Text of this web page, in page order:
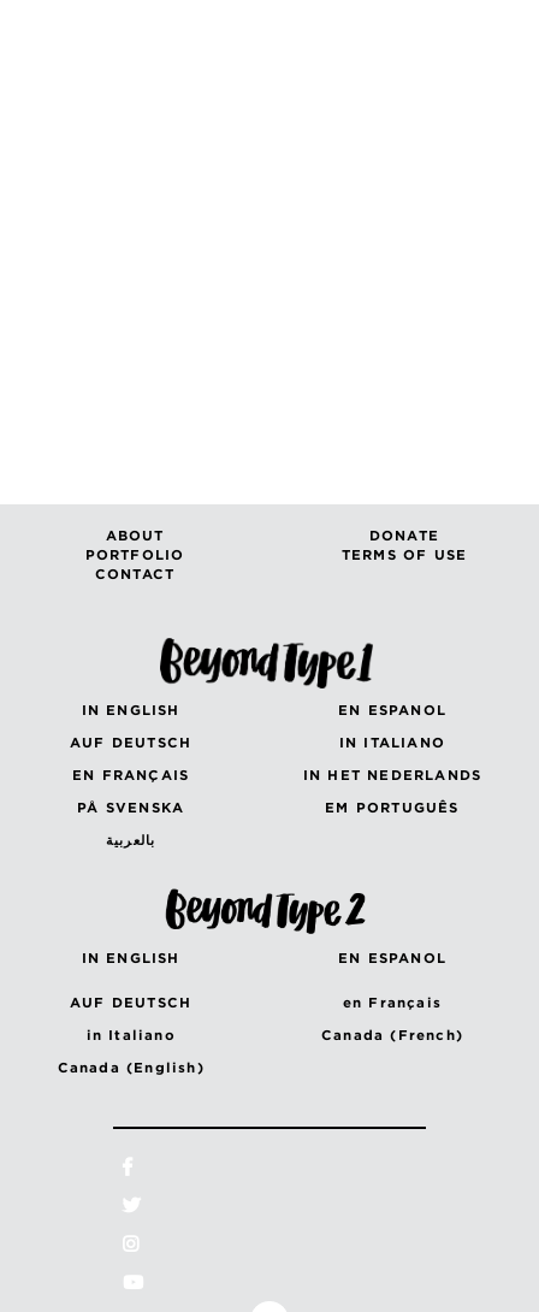
ABOUT
DONATE
PORTFOLIO
TERMS OF USE
CONTACT
IN ENGLISH
EN ESPANOL
AUF DEUTSCH
IN ITALIANO
EN FRANÇAIS
IN HET NEDERLANDS
PÅ SVENSKA
EM PORTUGUÊS
بالعربية
IN ENGLISH EN ESPANOL
AUF DEUTSCH
en Français
in Italiano
Canada (French)
Canada (English)